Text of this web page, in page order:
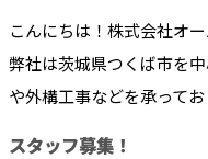
こんにちは！株式会社オ
弊社は茨城県つくば市を
や外構工事などを承ってお
スタッフ募集！